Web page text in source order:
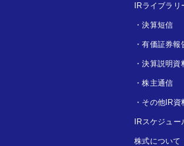
IRライブラリ
・決算短信
・有価証券報
・決算説明資
・株主通信
・ その他IR資
IRスケジュー
株式について